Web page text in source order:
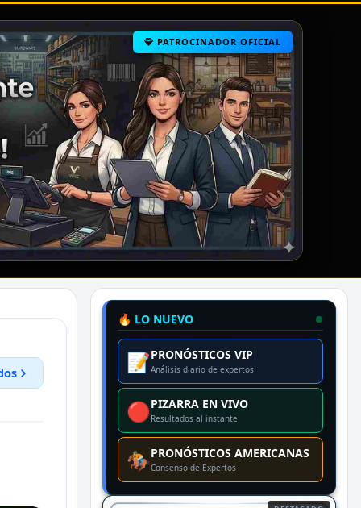
PATROCINADOR OFICIAL
🔥 LO NUEVO
📝PRONÓSTICOS VIP
Análisis diario de expertos
🔴PIZARRA EN VIVO
Resultados al instante
🏇PRONÓSTICOS AMERICANAS
Consenso de Expertos